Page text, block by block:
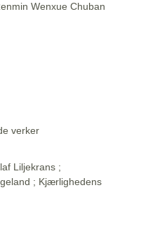
Wenxue Chuban
verker
Liljekrans ;
; Kjærlighedens